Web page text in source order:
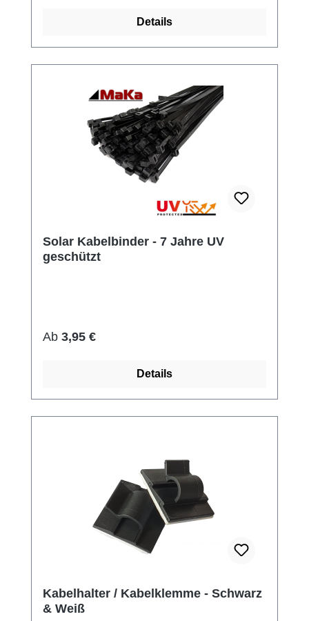
Details
Solar Kabelbinder - 7 Jahre UV
geschützt
Regulärer Preis:
Ab 3,95 €
Details
Kabelhalter / Kabelklemme - Schwarz
& Weiß